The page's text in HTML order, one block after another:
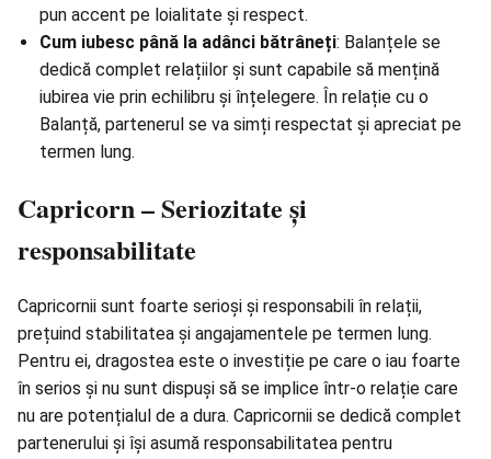
pun accent pe loialitate și respect.
Cum iubesc până la adânci bătrâneți: Balanțele se
dedică complet relațiilor și sunt capabile să mențină
iubirea vie prin echilibru și înțelegere. În relație cu o
Balanță, partenerul se va simți respectat și apreciat pe
termen lung.
Capricorn – Seriozitate și
responsabilitate
Capricornii sunt foarte serioși și responsabili în relații,
prețuind stabilitatea și angajamentele pe termen lung.
Pentru ei, dragostea este o investiție pe care o iau foarte
în serios și nu sunt dispuși să se implice într-o relație care
nu are potențialul de a dura. Capricornii se dedică complet
partenerului și își asumă responsabilitatea pentru